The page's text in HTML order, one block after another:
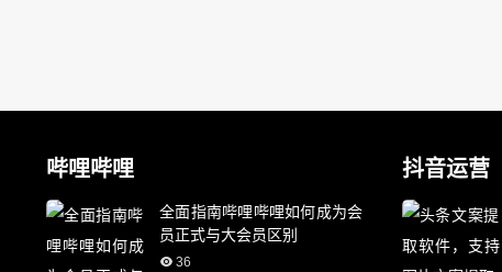
哔哩哔哩
全面指南哔哩哔哩如何成为会
员正式与大会员区别
36
抖音运营